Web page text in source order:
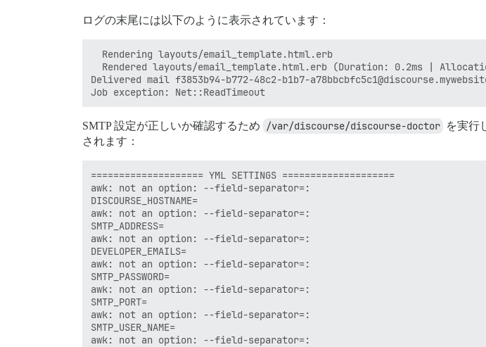
ログの末尾には以下のように表示されています：
  Rendering layouts/email_template.html.erb
Rendered layouts/email_template.html.erb (Duration: 0.2ms |
Delivered mail f3853b94-b772-48c2-b1b7-
SMTP 設定が正しいか確認するため /var/discourse/discourse-doctor を実行
されます：
==================== YML SETTINGS ====================
awk: not an option: --field-separator=:
DISCOURSE_HOSTNAME=
awk: not an option: --field-separator=:
SMTP_ADDRESS=
awk: not an option: --field-separator=:
DEVELOPER_EMAILS=
awk: not an option: --field-separator=:
SMTP_PASSWORD=
awk: not an option: --field-separator=:
SMTP_PORT=
awk: not an option: --field-separator=:
SMTP_USER_NAME=
awk: not an option: --field-separator=: